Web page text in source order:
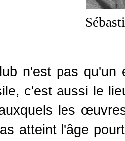
n'est pas qu'un
c'est aussi le
les
atteint l'âge